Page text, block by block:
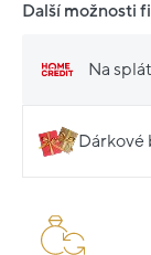
Další možnosti
Na
Dárkové